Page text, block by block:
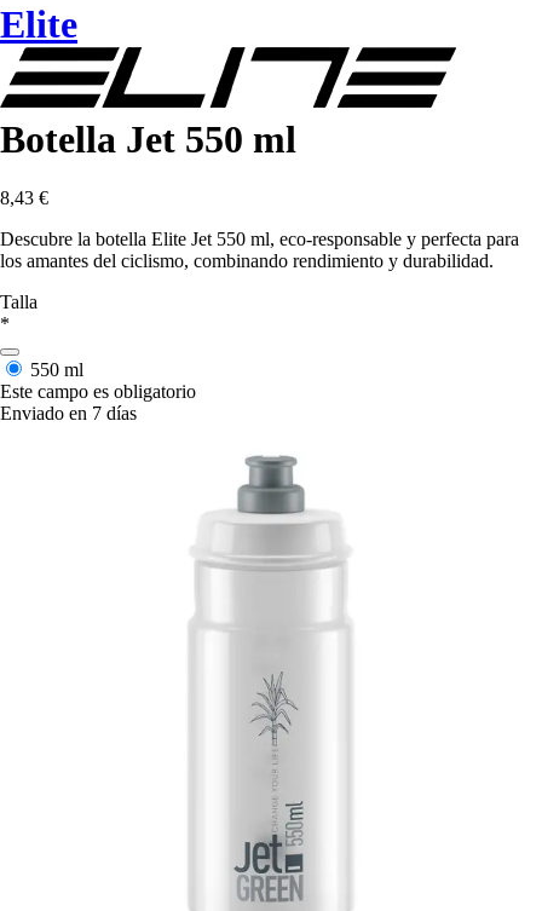
Elite
Botella Jet 550 ml
8,43 €
Descubre la botella Elite Jet 550 ml, eco-responsable y perfecta para
los amantes del ciclismo, combinando rendimiento y durabilidad.
Talla
*
550 ml
Este campo es obligatorio
Enviado en 7 días